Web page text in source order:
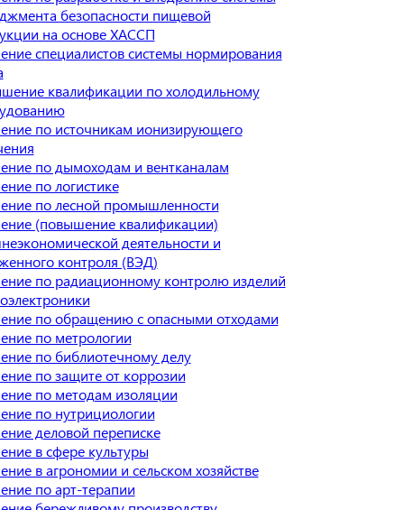
безопасности пищевой
на основе ХАССП
специалистов системы нормирования
квалификации по холодильному
по источникам ионизирующего
по дымоходам и вентканалам
по логистике
по лесной промышленности
(повышение квалификации)
деятельности и
контроля (ВЭД)
по радиационному контролю изделий
по обращению с опасными отходами
по метрологии
по библиотечному делу
по защите от коррозии
по методам изоляции
по нутрициологии
деловой переписке
в сфере культуры
в агрономии и сельском хозяйстве
по арт-терапии